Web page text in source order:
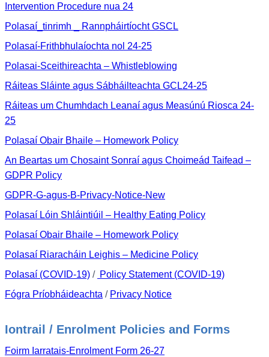
Intervention Procedure nua 24
Polasaí_tinrimh _ Rannpháirtíocht GSCL
Polasaí-Frithbhulaíochta nol 24-25
Polasai-Sceithireachta – Whistleblowing
Ráiteas Sláinte agus Sábháilteachta GCL24-25
Ráiteas um Chumhdach Leanaí agus Measúnú Riosca 24-
25
Polasaí Obair Bhaile – Homework Policy
An Beartas um Chosaint Sonraí agus Choimeád Taifead –
GDPR Policy
GDPR-G-agus-B-Privacy-Notice-New
Polasaí Lóin Shláintiúil – Healthy Eating Policy
Polasaí Obair Bhaile – Homework Policy
Polasaí Riaracháin Leighis – Medicine Policy
Polasaí (COVID-19) / Policy Statement (COVID-19)
Fógra Príobháideachta / Privacy Notice
Iontrail / Enrolment Policies and Forms
Foirm Iarratais-Enrolment Form 26-27